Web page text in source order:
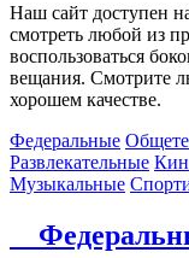
Наш сайт доступен
смотреть любой из
воспользоваться
вещания. Смотрите
хорошем качестве.
Федеральные
Развлекательные
Музыкальные